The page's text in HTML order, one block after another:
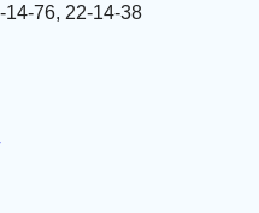
14-76, 22-14-38